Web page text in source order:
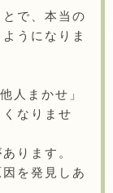
で、本当の
うになりま
人まかせ」
なりませ
ります。
を発見しあ